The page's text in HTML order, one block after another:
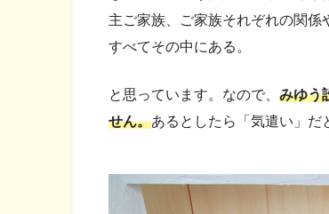
主ご家族、ご家族それぞれの関係
すべてその中にある。
と思っています。なので、 みゆう
せん。あるとしたら「気遣い」だ